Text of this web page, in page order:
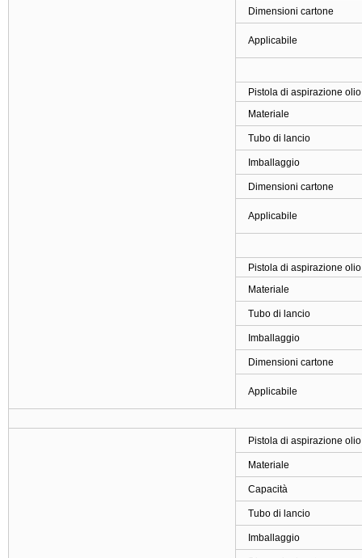
Dimensioni cartone
Applicabile
Pistola di aspirazione
Materiale
Tubo di lancio
Imballaggio
Dimensioni cartone
Applicabile
Pistola di aspirazione
Materiale
Tubo di lancio
Imballaggio
Dimensioni cartone
Applicabile
Pistola di aspirazione
Materiale
Capacità
Tubo di lancio
Imballaggio